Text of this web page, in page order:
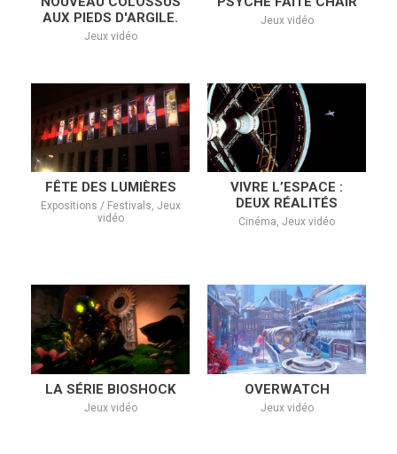
AUX PIEDS D'ARGILE.
Jeux vidéo
Jeux vidéo
FÊTE DES LUMIÈRES
Expositions / Festivals, Jeux
vidéo
VIVRE L’ESPACE :
DEUX RÉALITÉS
Cinéma, Jeux vidéo
LA SÉRIE BIOSHOCK
Jeux vidéo
OVERWATCH
Jeux vidéo